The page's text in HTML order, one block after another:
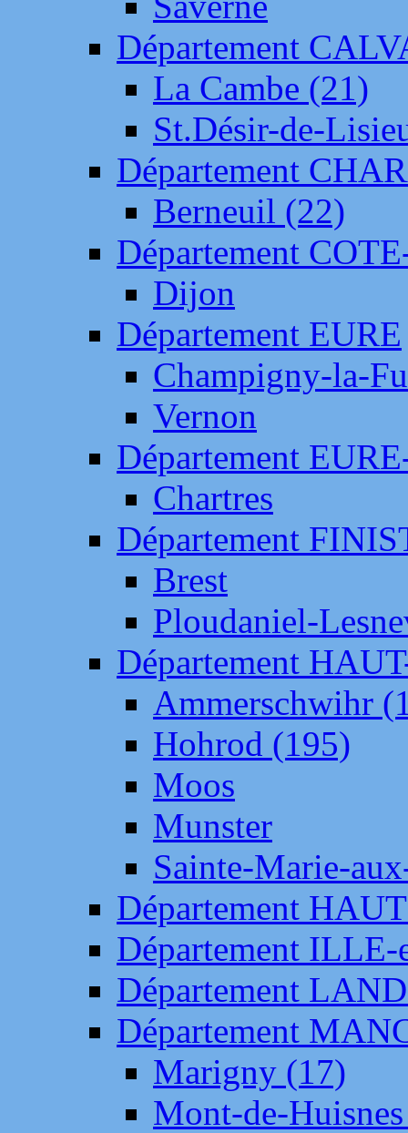
Département
La Cambe (21)
St.Désir-de-
Département
Berneuil (22)
Département
Dijon
Département EURE
Champigny-la-
Vernon
Département
Chartres
Département
Brest
Ploudaniel-
Département
Ammerschwihr
Hohrod (195)
Moos
Munster
Sainte-Marie-
Département
Département
Département
Département
Marigny (17)
Mont-de-